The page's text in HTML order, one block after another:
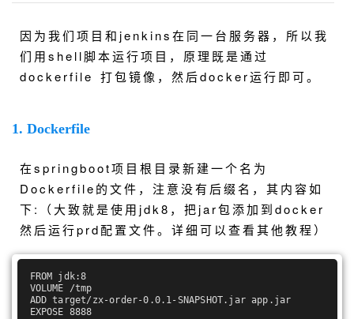
因为我们项目和jenkins在同一台服务器，所以我
们用shell脚本运行项目，原理既是通过
dockerfile 打包镜像，然后docker运行即可。
1. Dockerfile
在springboot项目根目录新建一个名为
Dockerfile的文件，注意没有后缀名，其内容如
下:（大致就是使用jdk8，把jar包添加到docker
然后运行prd配置文件。详细可以查看其他教程）
FROM jdk:8
VOLUME /tmp
ADD target/zx-order-0.0.1-SNAPSHOT.jar app.jar
EXPOSE 8888